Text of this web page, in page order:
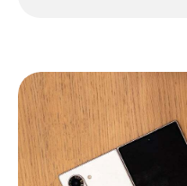
Контакты
+7 (952) 055 55 23
online-store-service@yandex.ru
Ул. Театральная д. 17
ориентир остановка ТЦ «Маяк»